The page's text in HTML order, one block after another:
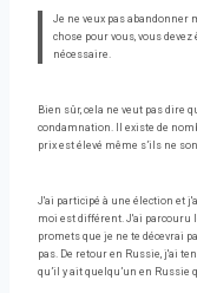
Je ne veux pas abandonner
chose pour vous, vous
nécessaire.
Bien sûr, cela ne veut pas dire
condamnation. Il existe de
prix est élevé même s’ils ne
J'ai participé à une élection et
moi est différent. J'ai parcouru
promets que je ne te décevrai
pas. De retour en Russie, j'ai
qu’il y ait quelqu’un en Russie